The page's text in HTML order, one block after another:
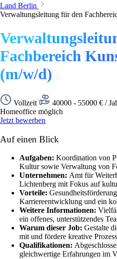
Land Berlin
Verwaltungsleitung für den
Fachbereich
(m/w/d)
Vollzeit 40000 - 55000 € /
Homeoffice möglich
Jetzt bewerben
Auf einen Blick
Aufgaben: Koordination von
Kultur sowie Verwaltung von
Unternehmen: Amt für
Lichtenberg mit Fokus auf
Vorteile:
Karriereentwicklung und ein
Weitere Informationen:
ein offenes, unterstützendes
Warum dieser Job: Gestalte
mit und fördere kreative
Qualifikationen:
gleichwertige Erfahrungen im